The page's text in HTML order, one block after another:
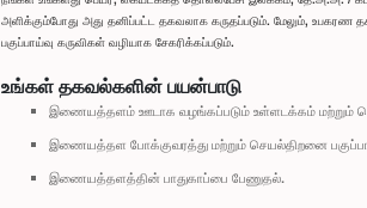
அளிக்கும்போது அது தனிப்பட்ட தகவலாக கருதப்படும். மேலும், உபகரண
பகுப்பாய்வு கருவிகள் வழியாக சேகரிக்கப்படும்.
உங்கள் தகவல்களின் பயன்பாடு
இணையத்தளம் ஊடாக வழங்கப்படும் உள்ளடக்கம் மற்றும்
இணையத்தள போக்குவரத்து மற்றும் செயல்திறனை
இணையத்தளத்தின் பாதுகாப்பை பேணுதல்.